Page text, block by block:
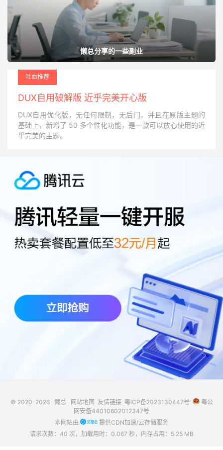
懒总分享的一些副业
吐血推荐
DUX自用破解版 近乎完美开心版
DUX自用优化版，无任何限制，无后门，并且在原版主题的
基础上，新增了 50 多个性化功能，是一款可以放心使用的近
乎完美的主题。
© 2020-2026 懒总 网站地图 友情链接 粤ICP备2023130447号
粤公
网安备44010602012347号
本网站由
提供CDN加速/云存储服务
请求次数：40 次，加载用时：0.067 秒，内存占用：5.25 MB